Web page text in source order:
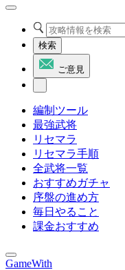
検索
ご意見
編制ツール
最強武将
リセマラ
リセマラ手順
全武将一覧
おすすめガチャ
序盤の進め方
毎日やること
課金おすすめ
GameWith